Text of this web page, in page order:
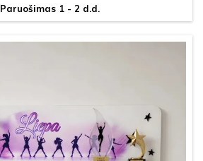
Paruošimas 1 - 2 d.d.